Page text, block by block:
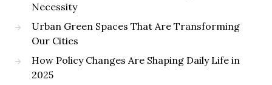
Necessity
Urban Green Spaces That Are Transforming
Our Cities
How Policy Changes Are Shaping Daily Life in
2025